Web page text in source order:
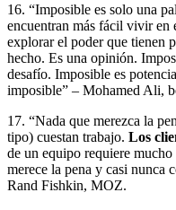
16. “Imposible es solo una
encuentran más fácil vivir en
explorar el poder que tienen
hecho. Es una opinión.
desafío. Imposible es
imposible” – Mohamed Ali,
17. “Nada que merezca la
tipo) cuestan trabajo. Los
de un equipo requiere
merece la pena y casi nunca
Rand Fishkin, MOZ.